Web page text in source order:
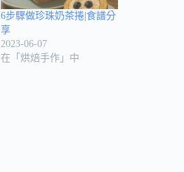
6步驟做珍珠奶茶捲|食譜分
享
2023-06-07
在「烘焙手作」中